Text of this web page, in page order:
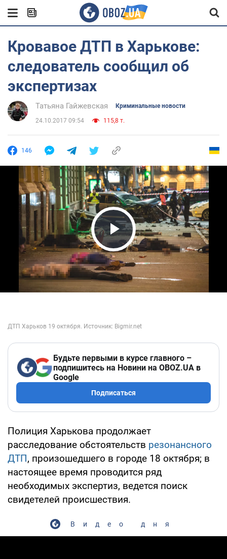
Кровавое ДТП в Харькове:
следователь сообщил об
экспертизах
Татьяна Гайжевская Криминальные новости
24.10.2017 09:54 115,8 т.
146
Play Video
Будьте первыми в курсе главного –
подпишитесь на Новини на OBOZ.UA в
Google
Подписаться
Полиция Харькова продолжает
расследование обстоятельств резонансного
ДТП, произошедшего в городе 18 октября; в
настоящее время проводится ряд
необходимых экспертиз, ведется поиск
свидетелей происшествия.
Видео дня